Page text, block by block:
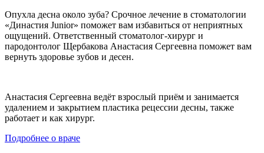
Опухла десна около зуба? Срочное лечение в стоматологии
«Династия Junior» поможет вам избавиться от неприятных
ощущений. Ответственный стоматолог-хирург и
пародонтолог Щербакова Анастасия Сергеевна поможет вам
вернуть здоровье зубов и десен.
Анастасия Сергеевна ведёт взрослый приём и занимается
удалением и закрытием пластика рецессии десны, также
работает и как хирург.
Подробнее о враче